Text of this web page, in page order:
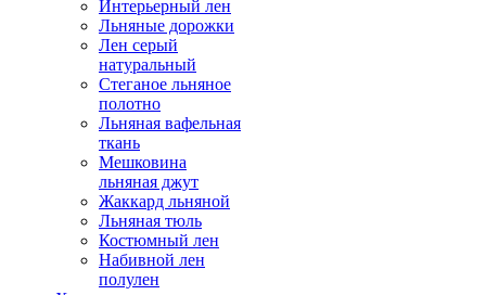
Интерьерный лен
Льняные дорожки
Лен серый
натуральный
Стеганое льняное
полотно
Льняная вафельная
ткань
Мешковина
льняная джут
Жаккард льняной
Льняная тюль
Костюмный лен
Набивной лен
полулен